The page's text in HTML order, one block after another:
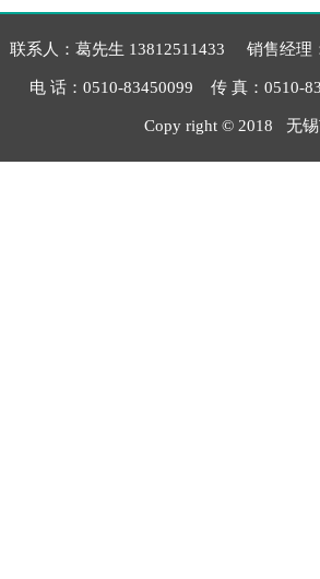
联系人：葛先生 13812511433 销售经理
电 话：0510-83450099 传 真：0510-
Copy right © 2018 无